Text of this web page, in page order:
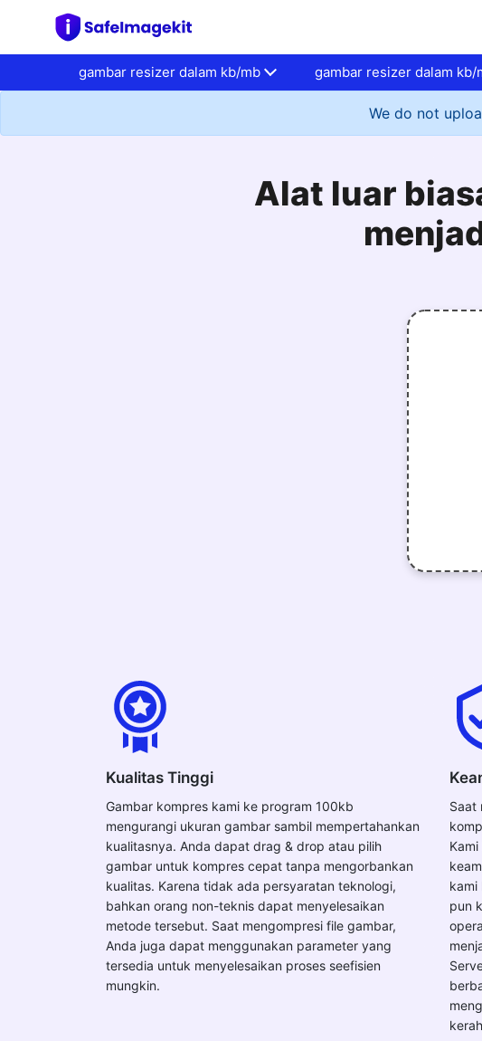
gambar resizer dalam kb/mb gambar resizer dalam kb/
We do not
Alat luar
Kualitas Tinggi
Gambar kompres kami ke program 100kb
mengurangi ukuran gambar sambil mempertahankan
kualitasnya. Anda dapat drag & drop atau pilih
gambar untuk kompres cepat tanpa mengorbankan
kualitas. Karena tidak ada persyaratan teknologi,
bahkan orang non-teknis dapat menyelesaikan
metode tersebut. Saat mengompresi file gambar,
Anda juga dapat menggunakan parameter yang
tersedia untuk menyelesaikan proses seefisien
mungkin.
Saat
kami
pun